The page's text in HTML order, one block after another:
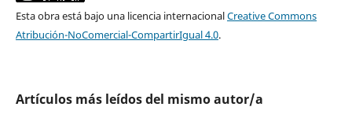
Esta obra está bajo una licencia internacionalCreative Commons
Atribución-NoComercial-CompartirIgual 4.0.
Artículos más leídos del mismo autor/a